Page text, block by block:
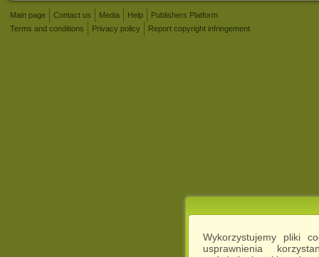
Wykorzystujemy pliki
usprawnienia
Main page Contact us Media Help
Publishers Platform
Terms and conditions
Privacy policy Report copyright infringement